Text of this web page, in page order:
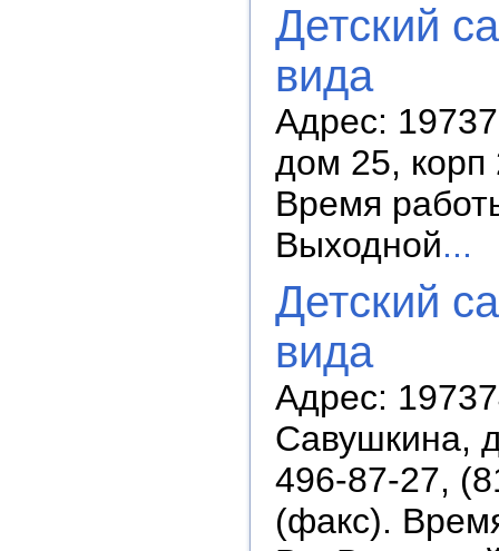
Детский
вида
Адрес:
дом 25,
Время
Выходной...
Детский
вида
Адрес:
Савушкина,
496-87-27,
(факс).